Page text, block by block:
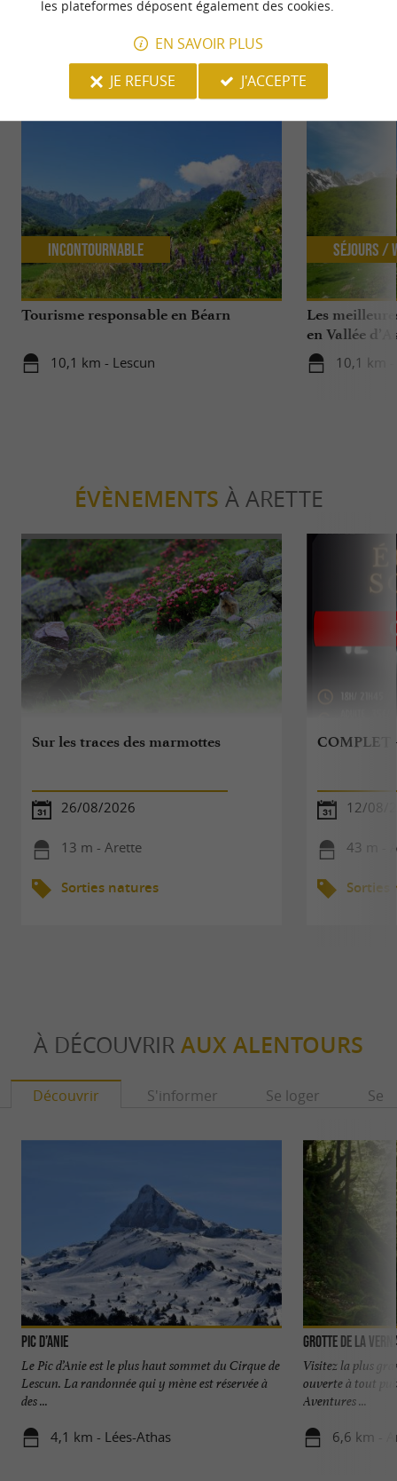
NOUS AVONS TESTÉPOUR VOUS
Tourisme responsable en Béarn
10,1 km - Lescun
Incontournable
Les
en Vallée
10,1 km -
Séjours /
ÉVÈNEMENTS À ARETTE
Sur les traces des marmottes
26/08/2026
13 m - Arette
Sorties natures
COMPLET
12/08/
43 m -
Sorties
À DÉCOUVRIR AUX ALENTOURS
Découvrir S'informer Se loger Se
Pic d’Anie
Le Pic d’Anie est le plus haut sommet du Cirque de
Lescun. La randonnée qui y mène est réservée à
des ...
4,1 km - Lées-Athas
Grotte de la
Visitez la plus
ouverte à tout
Aventures ...
6,6 km -
les plateformes déposent également des cookies.
EN SAVOIR PLUS
JE REFUSE
J'ACCEPTE